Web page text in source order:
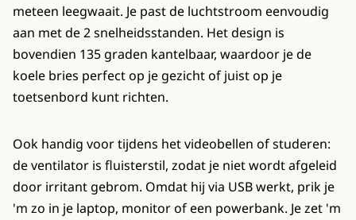
meteen leegwaait. Je past de luchtstroom eenvoudig
aan met de 2 snelheidsstanden. Het design is
bovendien 135 graden kantelbaar, waardoor je de
koele bries perfect op je gezicht of juist op je
toetsenbord kunt richten.
Ook handig voor tijdens het videobellen of studeren:
de ventilator is fluisterstil, zodat je niet wordt afgeleid
door irritant gebrom. Omdat hij via USB werkt, prik je
'm zo in je laptop, monitor of een powerbank. Je zet 'm